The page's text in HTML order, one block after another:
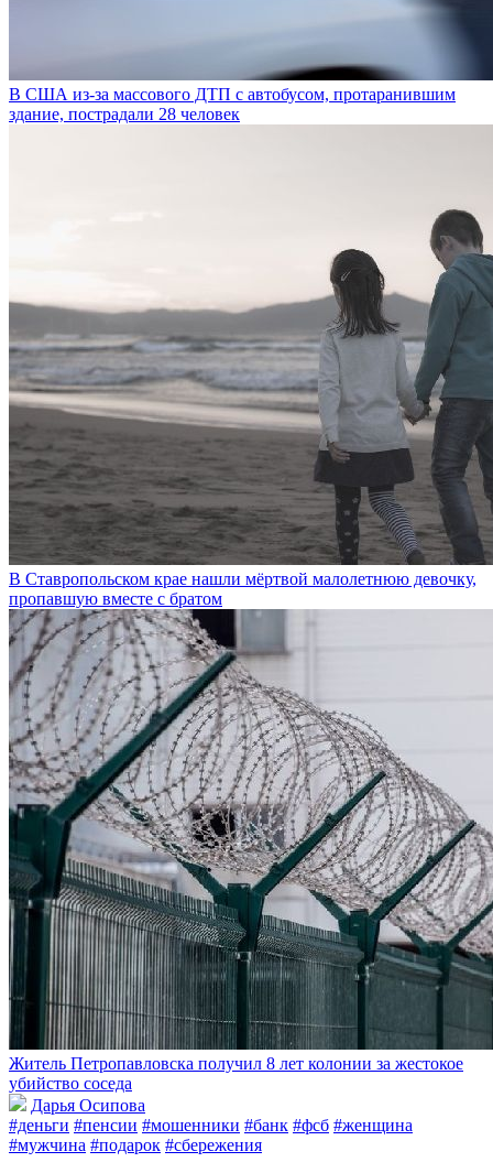
В США из-за массового ДТП с автобусом, протаранившим
здание, пострадали 28 человек
В Ставропольском крае нашли мёртвой малолетнюю девочку,
пропавшую вместе с братом
Житель Петропавловска получил 8 лет колонии за жестокое
убийство соседа
Дарья Осипова
#деньги #пенсии #мошенники #банк #фсб #женщина
#мужчина #подарок #сбережения